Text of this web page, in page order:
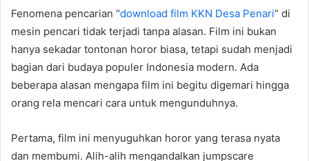
Fenomena pencarian “download film KKN Desa Penari” di
mesin pencari tidak terjadi tanpa alasan. Film ini bukan
hanya sekadar tontonan horor biasa, tetapi sudah menjadi
bagian dari budaya populer Indonesia modern. Ada
beberapa alasan mengapa film ini begitu digemari hingga
orang rela mencari cara untuk mengunduhnya.
Pertama, film ini menyuguhkan horor yang terasa nyata
dan membumi. Alih-alih mengandalkan jumpscare